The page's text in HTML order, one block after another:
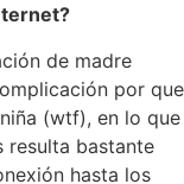
de madre
por que
(wtf), en lo que
resulta bastante
hasta los